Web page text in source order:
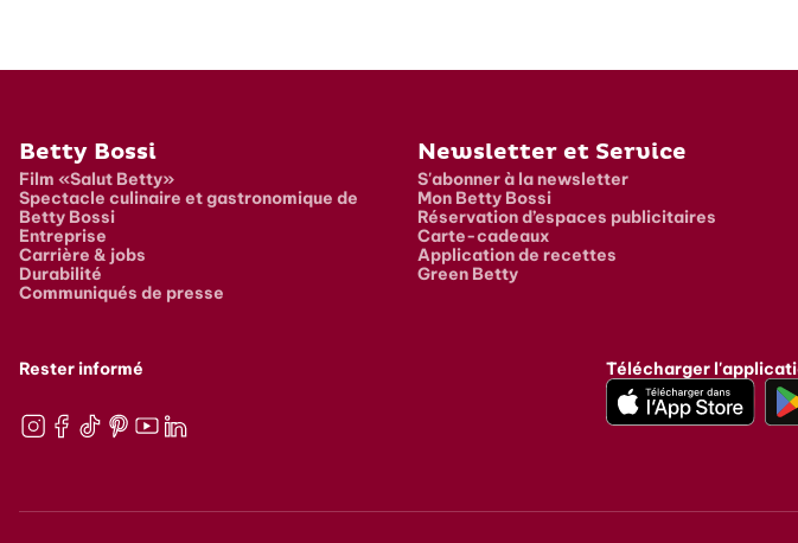
Pied de page
Betty Bossi
Film «Salut Betty»
Spectacle culinaire et gastronomique de
Betty Bossi
Entreprise
Carrière & jobs
Durabilité
Communiqués de presse
Newsletter et Service
S'abonner à la newsletter
Mon Betty Bossi
Réservation d’espaces publicitaires
Carte-cadeaux
Application de recettes
Green Betty
Rester informé Télécharger